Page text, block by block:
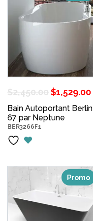
$2,450.00 Le
prix
initial
$1,529.00
Bain Autoportant Berlin
67 par Neptune
BER3266F1
Promo